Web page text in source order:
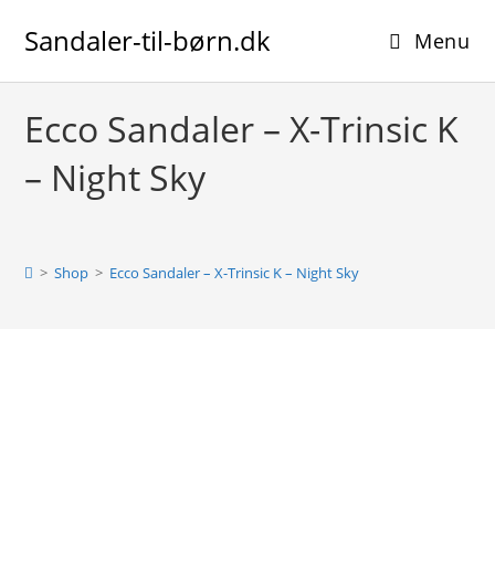
Sandaler-til-børn.dk Menu
Ecco Sandaler – X-Trinsic K
– Night Sky
> Shop > Ecco Sandaler – X-Trinsic K – Night Sky